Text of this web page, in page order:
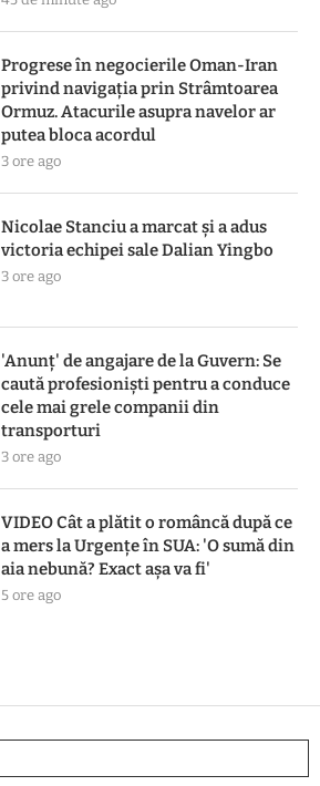
Progrese în negocierile Oman-Iran
privind navigația prin Strâmtoarea
Ormuz. Atacurile asupra navelor ar
putea bloca acordul
3 ore ago
Nicolae Stanciu a marcat și a adus
victoria echipei sale Dalian Yingbo
3 ore ago
'Anunț' de angajare de la Guvern: Se
caută profesioniști pentru a conduce
cele mai grele companii din
transporturi
3 ore ago
VIDEO Cât a plătit o româncă după ce
a mers la Urgențe în SUA: 'O sumă din
aia nebună? Exact așa va fi'
5 ore ago